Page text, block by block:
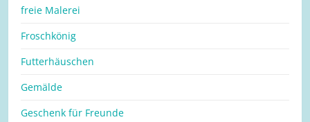
freie Malerei
Froschkönig
Futterhäuschen
Gemälde
Geschenk für Freunde